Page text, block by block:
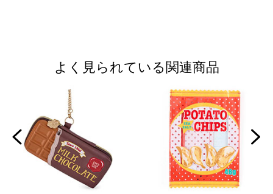
よく見られている関連商品